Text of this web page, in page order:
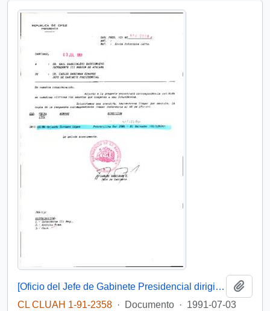
[Oficio del Jefe de Gabinete Presidencial dirigido al Intendente de la Región de Atacama]
CL CLUAH 1-91-2358 · Documento · 1991-07-03